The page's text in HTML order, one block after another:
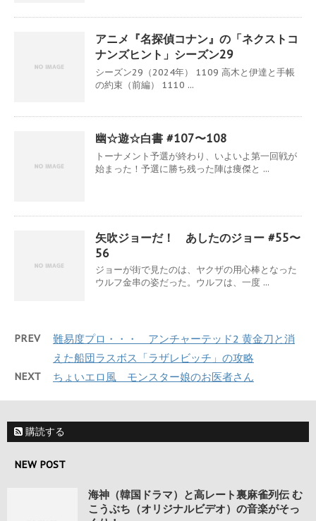
アニメ『名探偵コナン』の「ネクストコ
ナンズヒント」シーズン29
シーズン29（2024年） 1109 高木と伊達と手帳
の約束（前編） 1110 ...
幽☆遊☆白書 #107〜108
トーナメント予選が終わり、いよいよ第一回戦が
始まった！予選に勝ち残った陣は痩傑と ...
矢吹ジョーだ！ あしたのジョー #55〜
56
ジョーが街で見たのは、ヤクザの用心棒となった
ウルフ金串の姿だった。ウルフは、一度 ...
PREV
難易度プロ・・・ アンチャーテッド2 黄金刀と消
えた船団ラスボス「ラザレビッチ」の攻略
NEXT ちょいエロ風 モンスター娘のお医者さん
購読する
NEW POST
海神（韓国ドラマ）と高レート裏麻雀列伝 む
こうぶち（オリジナルビデオ）の音楽がそっ